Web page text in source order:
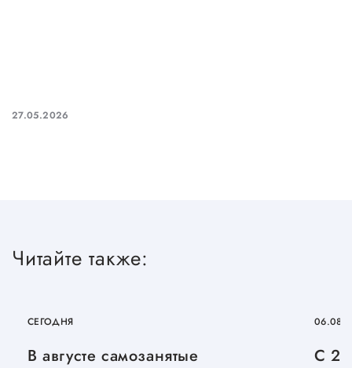
27.05.2026
Читайте также:
СЕГОДНЯ
В августе самозанятые
С 27